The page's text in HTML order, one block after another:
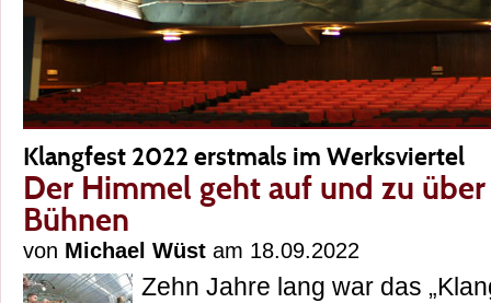
Klangfest 2022 erstmals im Werksviertel
Der Himmel geht auf und zu
Bühnen
von Michael Wüst am 18.09.2022
Zehn Jahre lang war das